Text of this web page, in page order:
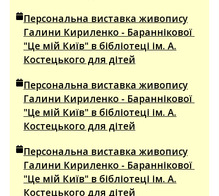
Персональна виставка живопису
Галини Кириленко - Бараннікової
"Це мій Київ" в бібліотеці ім. А.
Костецького для дітей
Персональна виставка живопису
Галини Кириленко - Бараннікової
"Це мій Київ" в бібліотеці ім. А.
Костецького для дітей
Персональна виставка живопису
Галини Кириленко - Бараннікової
"Це мій Київ" в бібліотеці ім. А.
Костецького для дітей